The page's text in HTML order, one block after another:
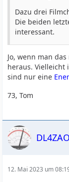
Dazu drei
Die beiden
interessant.
Jo, wenn man
heraus. Vielleicht
sind nur eine
73, Tom
DL4ZAO
12. Mai 2023 um